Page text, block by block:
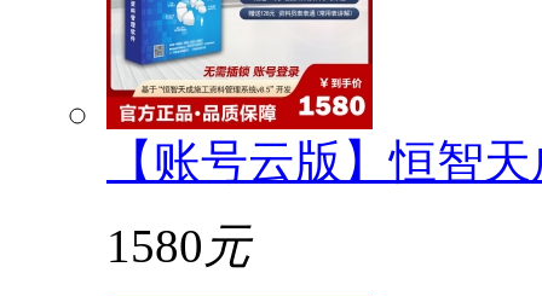
【账号云版】恒智
1580 元